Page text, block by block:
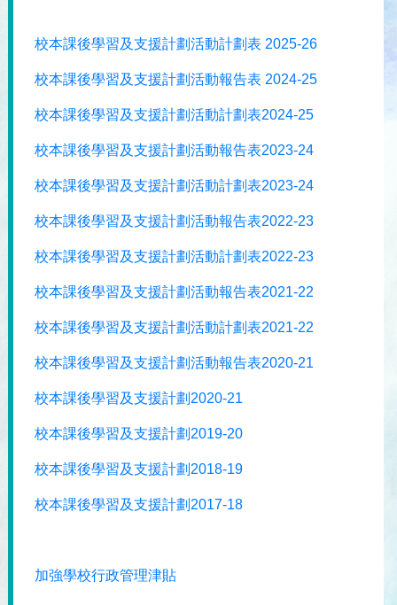
校本課後學習及支援計劃活動計劃表 2025-26
校本課後學習及支援計劃活動報告表 2024-25
校本課後學習及支援計劃活動計劃表2024-25
校本課後學習及支援計劃活動報告表2023-24
校本課後學習及支援計劃活動計劃表2023-24
校本課後學習及支援計劃活動報告表2022-23
校本課後學習及支援計劃活動計劃表2022-23
校本課後學習及支援計劃活動報告表2021-22
校本課後學習及支援計劃活動計劃表2021-22
校本課後學習及支援計劃活動報告表2020-21
校本課後學習及支援計劃2020-21
校本課後學習及支援計劃2019-20
校本課後學習及支援計劃2018-19
校本課後學習及支援計劃2017-18
加強學校行政管理津貼